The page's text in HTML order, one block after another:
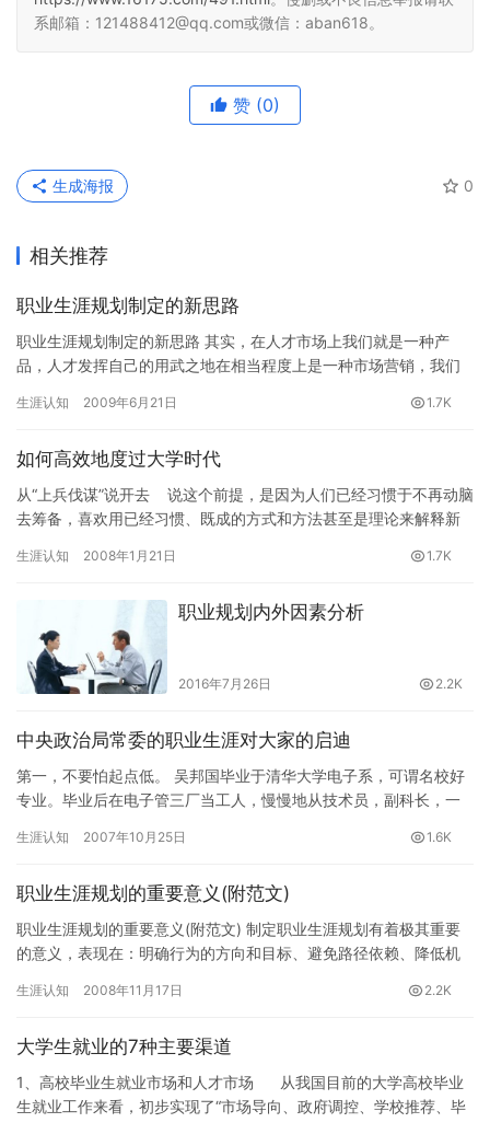
系邮箱：121488412@qq.com或微信：aban618。
赞 (0)
0
生成海报
相关推荐
职业生涯规划制定的新思路
职业生涯规划制定的新思路 其实，在人才市场上我们就是一种产
品，人才发挥自己的用武之地在相当程度上是一种市场营销，我们
计划。…
生涯认知 2009年6月21日 1.7K
如何高效地度过大学时代
从“上兵伐谋”说开去 说这个前提，是因为人们已经习惯于不再动脑
去筹备，喜欢用已经习惯、既成的方式和方法甚至是理论来解释新
生涯认知 2008年1月21日 1.7K
职业规划内外因素分析
2016年7月26日 2.2K
中央政治局常委的职业生涯对大家的启迪
第一，不要怕起点低。 吴邦国毕业于清华大学电子系，可谓名校好
专业。毕业后在电子管三厂当工人，慢慢地从技术员，副科长，一
不…
生涯认知 2007年10月25日 1.6K
职业生涯规划的重要意义(附范文)
职业生涯规划的重要意义(附范文) 制定职业生涯规划有着极其重要
的意义，表现在：明确行为的方向和目标、避免路径依赖、降低机
家…
生涯认知 2008年11月17日 2.2K
大学生就业的7种主要渠道
1、高校毕业生就业市场和人才市场 从我国目前的大学高校毕业
生就业工作来看，初步实现了“市场导向、政府调控、学校推荐、毕